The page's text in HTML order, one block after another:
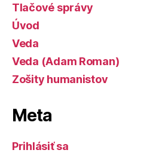
Tlačové správy
Úvod
Veda
Veda (Adam Roman)
Zošity humanistov
Meta
Prihlásiť sa